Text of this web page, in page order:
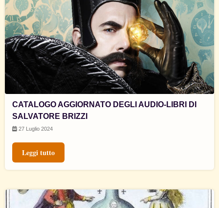
CATALOGO AGGIORNATO DEGLI AUDIO-LIBRI DI
SALVATORE BRIZZI
27 Luglio 2024
Leggi tutto